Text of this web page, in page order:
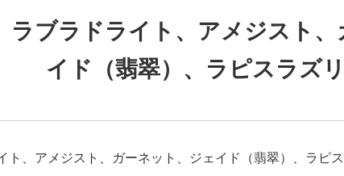
ブラドライト、アメジスト、
イド（翡翠）、ラピスラズ
ト、アメジスト、ガーネット、ジェイド（翡翠）、ラピ